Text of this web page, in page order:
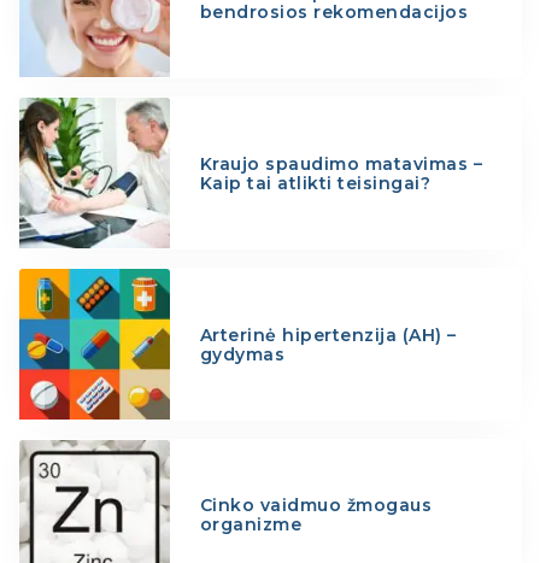
bendrosios rekomendacijos
Kraujo spaudimo matavimas –
Kaip tai atlikti teisingai?
Arterinė hipertenzija (AH) –
gydymas
Cinko vaidmuo žmogaus
organizme